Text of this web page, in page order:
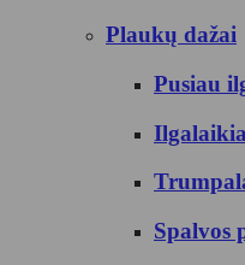
Plaukų dažai
Pusiau
Spalvos